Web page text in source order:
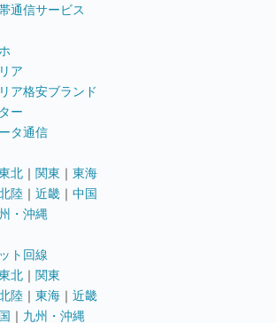
通信サービス
ア
ア格安ブランド
ー
タ通信
北 ｜ 関東 ｜ 東海
陸 ｜ 近畿 ｜ 中国
・沖縄
ト回線
北 ｜ 関東
陸 ｜ 東海 ｜ 近畿
｜ 九州・沖縄